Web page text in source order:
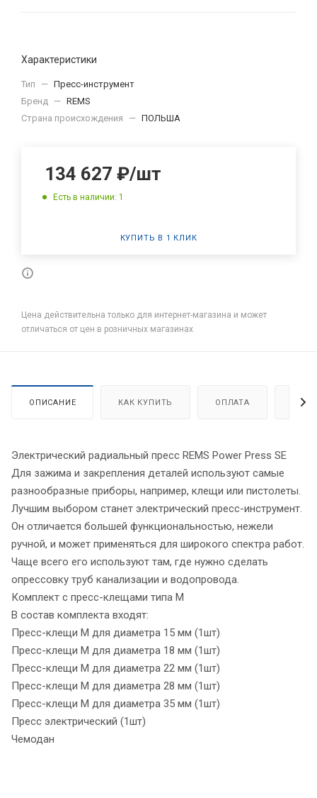
Характеристики
Тип — Пресс-инструмент
Бренд — REMS
Страна происхождения
— ПОЛЬША
134 627 ₽/шт
Есть в наличии: 1
КУПИТЬ В 1 КЛИК
Цена действительна только для интернет-магазина и может
отличаться от цен в розничных магазинах
ОПИСАНИЕ КАК КУПИТЬ ОПЛАТА
Электрический радиальный пресс REMS Power Press SE
Для зажима и закрепления деталей используют самые
разнообразные приборы, например, клещи или пистолеты.
Лучшим выбором станет электрический пресс-инструмент.
Он отличается большей функциональностью, нежели
ручной, и может применяться для широкого спектра работ.
Чаще всего его используют там, где нужно сделать
опрессовку труб канализации и водопровода.
Комплект с пресс-клещами типа M
В состав комплекта входят:
Пресс-клещи M для диаметра 15 мм (1шт)
Пресс-клещи M для диаметра 18 мм (1шт)
Пресс-клещи М для диаметра 22 мм (1шт)
Пресс-клещи M для диаметра 28 мм (1шт)
Пресс-клещи M для диаметра 35 мм (1шт)
Пресс электрический (1шт)
Чемодан